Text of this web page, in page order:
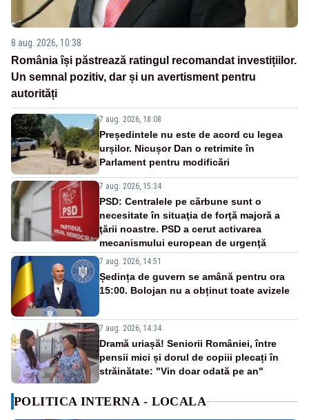
8 aug. 2026, 10:38
România își păstrează ratingul recomandat investițiilor.
Un semnal pozitiv, dar și un avertisment pentru
autorități
7 aug. 2026, 18:08
Președintele nu este de acord cu legea
urșilor. Nicușor Dan o retrimite în
Parlament pentru modificări
7 aug. 2026, 15:34
PSD: Centralele pe cărbune sunt o
necesitate în situaţia de forţă majoră a
ţării noastre. PSD a cerut activarea
mecanismului european de urgenţă
7 aug. 2026, 14:51
Ședința de guvern se amână pentru ora
15:00. Bolojan nu a obținut toate avizele
7 aug. 2026, 14:34
Dramă uriașă! Seniorii României, între
pensii mici și dorul de copiii plecați în
străinătate: "Vin doar odată pe an"
POLITICA INTERNA - LOCALA